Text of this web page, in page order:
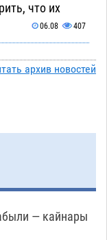
что их
06.08 407
России
06.08 287
полив
пожара в
архив новостей
— кайнары